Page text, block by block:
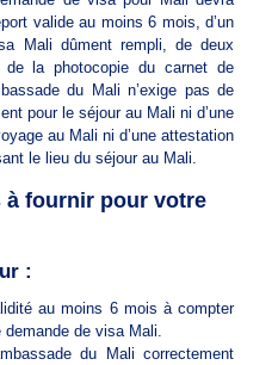
valide au moins 6 mois, d’un
Mali dûment rempli, de deux
de la photocopie du carnet de
du Mali n’exige pas de
pour le séjour au Mali ni d’une
au Mali ni d’une attestation
le lieu du séjour au Mali.
à fournir pour votre
:
au moins 6 mois à compter
de visa Mali.
du Mali correctement